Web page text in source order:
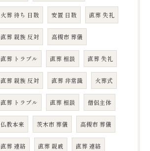
火葬 待ち 日数 安置 日数 直葬 失礼
直葬 親族 反対 高槻市 葬儀
直葬 トラブル 直葬 相談 直葬 失礼
直葬 親族 反対 直葬 非常識 火葬式
直葬 トラブル 直葬 相談 僧侶主体
仏教本来 茨木市 葬儀 高槻市 葬儀
直葬 連絡 直葬 親戚 直葬 連絡